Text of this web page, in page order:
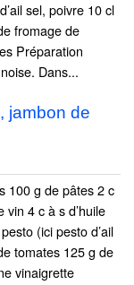
sel, poivre 10 cl
fromage de
Préparation
Dans...
jambon de
100 g de pâtes 2 c
vin 4 c à s d’huile
(ici pesto d’ail
tomates 125 g de
vinaigrette